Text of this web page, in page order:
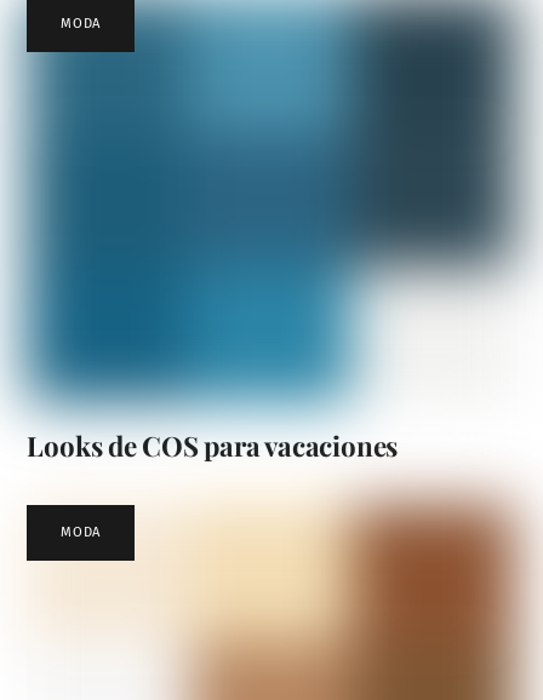
MODA
Looks de COS para vacaciones
MODA